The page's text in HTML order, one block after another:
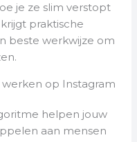
je ze slim verstopt
praktische
beste werkwijze om
op Instagram
helpen jouw
aan mensen